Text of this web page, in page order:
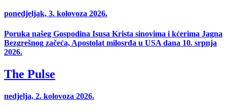
ponedjeljak, 3. kolovoza 2026.
Poruka našeg Gospodina Isusa Krista sinovima i kćerima Jagna
Bezgrešnog začeća, Apostolat milosrđa u USA dana 10. srpnja
2026.
The Pulse
nedjelja, 2. kolovoza 2026.